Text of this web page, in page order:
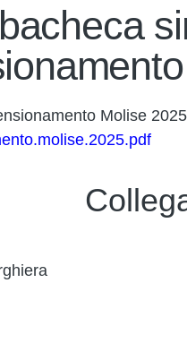
Molise 2025